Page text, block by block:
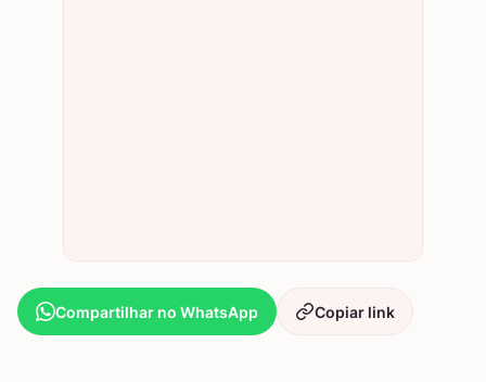
Compartilhar no WhatsApp Copiar link